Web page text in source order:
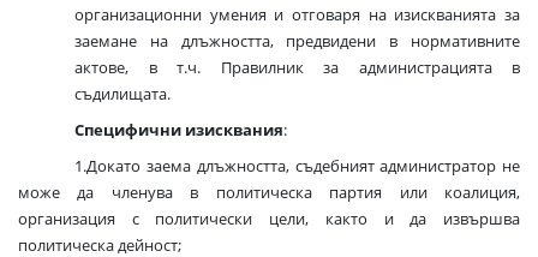
организационни умения и отговаря на изискванията за
заемане на длъжността, предвидени в нормативните
актове, в т.ч. Правилник за администрацията в
съдилищата.
Специфични изисквания:
1.Докато заема длъжността, съдебният администратор не
може да членува в политическа партия или коалиция,
организация с политически цели, както и да извършва
политическа дейност;